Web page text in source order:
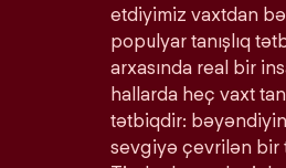
etdiyimiz vaxtdan
populyar tanışlıq
arxasında real bir
hallarda heç vaxt
tətbiqdir: bəyəndiyin
sevgiyə çevrilən bir